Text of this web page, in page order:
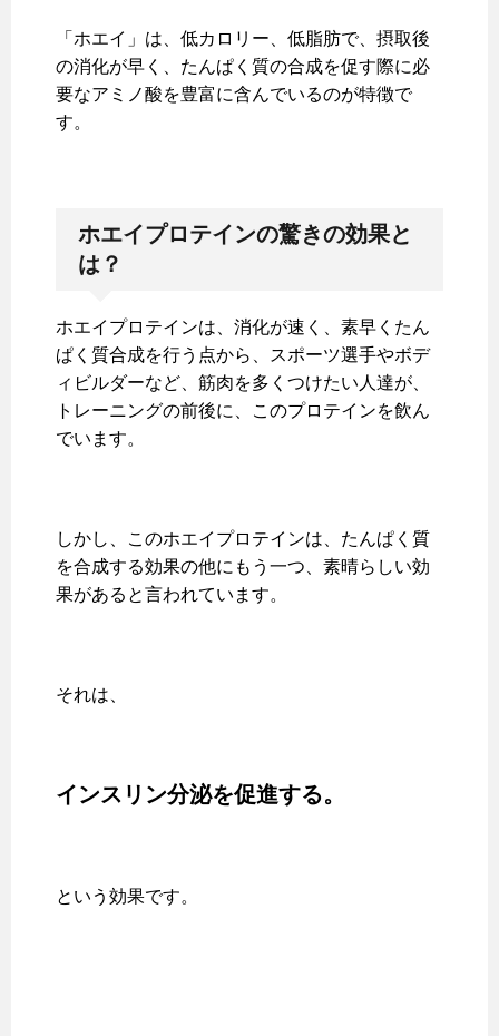
「ホエイ」は、低カロリー、低脂肪で、摂取後
の消化が早く、たんぱく質の合成を促す際に必
要なアミノ酸を豊富に含んでいるのが特徴で
す。
ホエイプロテインの驚きの効果と
は？
ホエイプロテインは、消化が速く、素早くたん
ぱく質合成を行う点から、スポーツ選手やボデ
ィビルダーなど、筋肉を多くつけたい人達が、
トレーニングの前後に、このプロテインを飲ん
でいます。
しかし、このホエイプロテインは、たんぱく質
を合成する効果の他にもう一つ、素晴らしい効
果があると言われています。
それは、
インスリン分泌を促進する。
という効果です。